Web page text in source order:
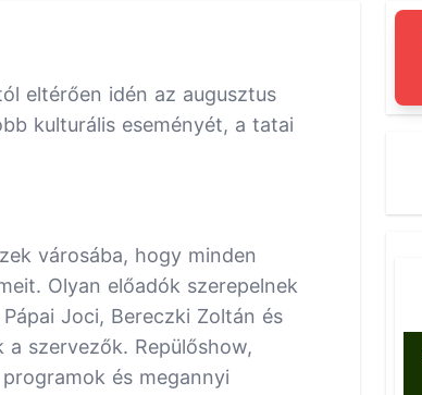
eltérően idén az augusztus
kulturális eseményét, a tatai
városába, hogy minden
Olyan előadók szerepelnek
Joci, Bereczki Zoltán és
a szervezők. Repülőshow,
és megannyi